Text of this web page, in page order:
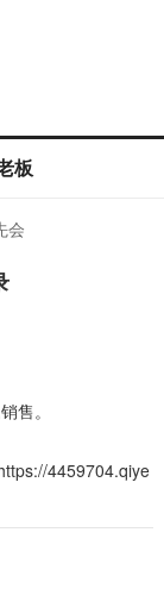
板
会
售。
4459704.qiye